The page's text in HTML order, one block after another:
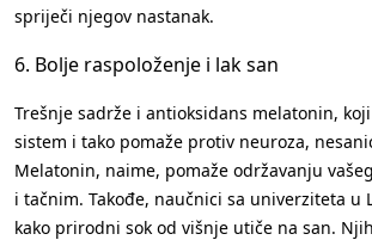
spriječi njegov nastanak.
6. Bolje raspoloženje i lak san
Trešnje sadrže i antioksidans melatonin,
sistem i tako pomaže protiv neuroza,
Melatonin, naime, pomaže održavanju
i tačnim. Takođe, naučnici sa univerziteta u
kako prirodni sok od višnje utiče na san.